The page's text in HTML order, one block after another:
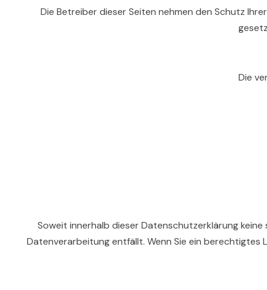
Die Betreiber dieser Seiten nehmen den Schutz
Die
Soweit innerhalb dieser Datenschutzerklärung
Datenverarbeitung entfällt. Wenn Sie ein berechtigtes